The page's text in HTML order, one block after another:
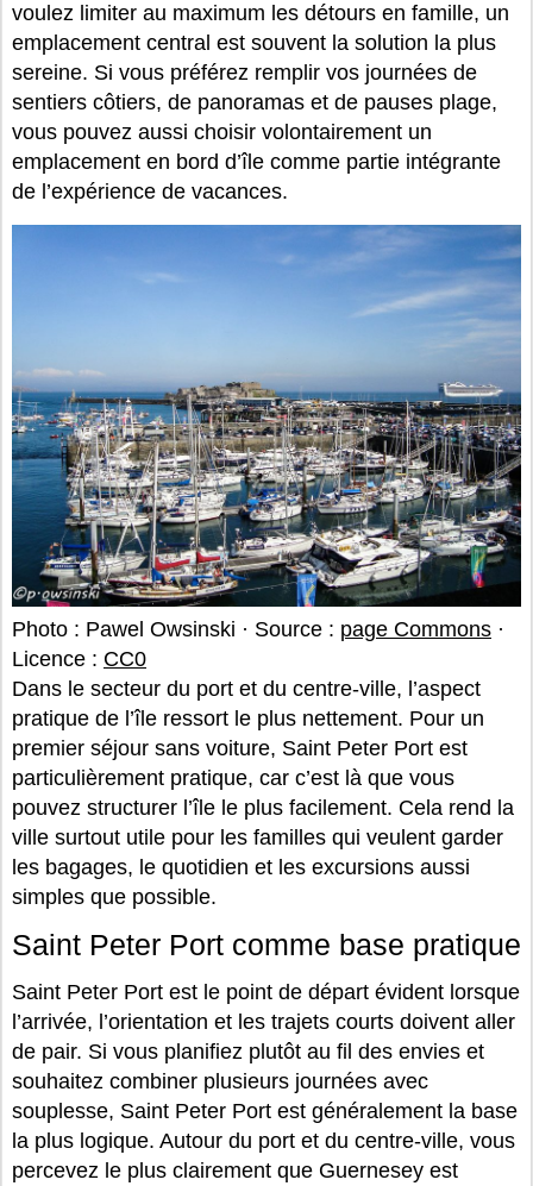
voulez limiter au maximum les détours en famille, un
emplacement central est souvent la solution la plus
sereine. Si vous préférez remplir vos journées de
sentiers côtiers, de panoramas et de pauses plage,
vous pouvez aussi choisir volontairement un
emplacement en bord d’île comme partie intégrante
de l’expérience de vacances.
Photo : Pawel Owsinski · Source : page Commons ·
Licence : CC0
Dans le secteur du port et du centre-ville, l’aspect
pratique de l’île ressort le plus nettement. Pour un
premier séjour sans voiture, Saint Peter Port est
particulièrement pratique, car c’est là que vous
pouvez structurer l’île le plus facilement. Cela rend la
ville surtout utile pour les familles qui veulent garder
les bagages, le quotidien et les excursions aussi
simples que possible.
Saint Peter Port comme base pratique
Saint Peter Port est le point de départ évident lorsque
l’arrivée, l’orientation et les trajets courts doivent aller
de pair. Si vous planifiez plutôt au fil des envies et
souhaitez combiner plusieurs journées avec
souplesse, Saint Peter Port est généralement la base
la plus logique. Autour du port et du centre-ville, vous
percevez le plus clairement que Guernesey est